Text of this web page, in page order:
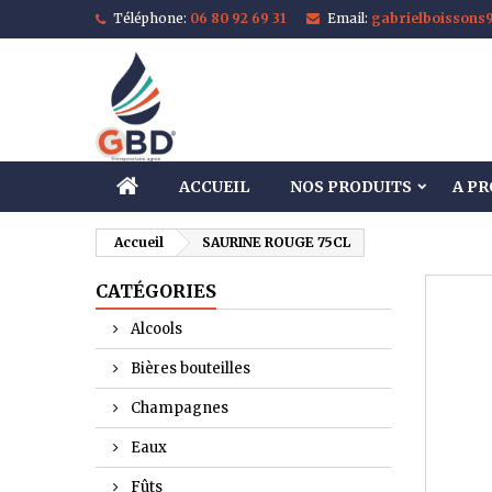
Téléphone: 06 80 92 69 31 Email:
ACCUEIL NOS PRODUITS A
Accueil SAURINE ROUGE 75CL
CATÉGORIES
Alcools
Bières bouteilles
Champagnes
Eaux
Fûts